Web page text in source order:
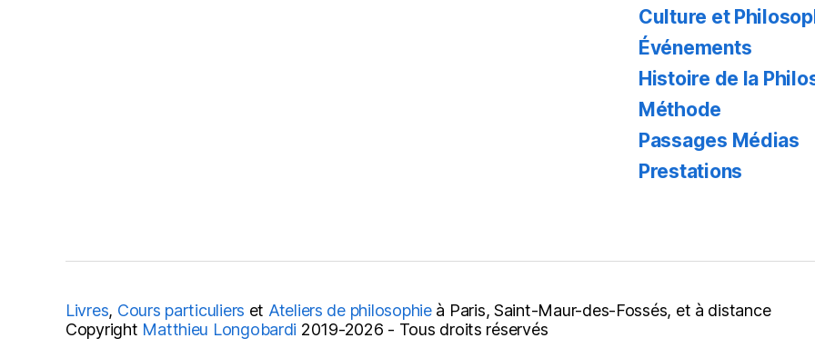
Culture et
Événements
Histoire de la
Méthode
Passages Médias
Prestations
Livres, Cours particuliers et Ateliers de philosophieà Paris, Saint-Maur-des-Fossés, et à distance
Copyright Matthieu Longobardi 2019-2026 - Tous droits réservés